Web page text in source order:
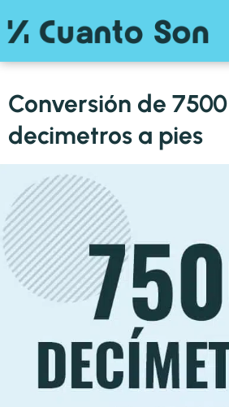
Conversión de 7500
decimetros a pies